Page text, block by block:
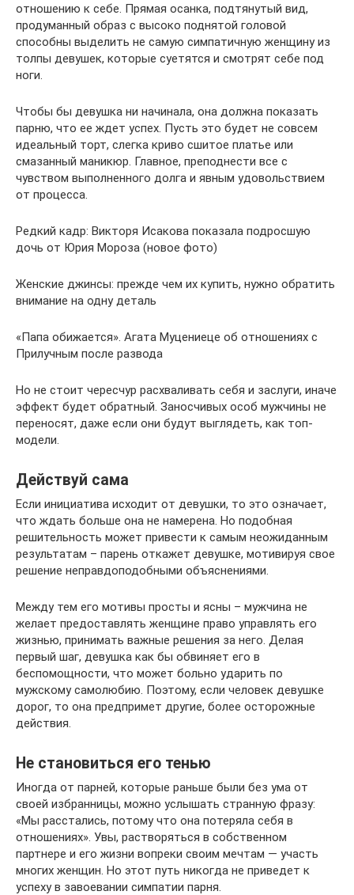
отношению к себе. Прямая осанка, подтянутый вид,
продуманный образ с высоко поднятой головой
способны выделить не самую симпатичную женщину из
толпы девушек, которые суетятся и смотрят себе под
ноги.
Чтобы бы девушка ни начинала, она должна показать
парню, что ее ждет успех. Пусть это будет не совсем
идеальный торт, слегка криво сшитое платье или
смазанный маникюр. Главное, преподнести все с
чувством выполненного долга и явным удовольствием
от процесса.
Редкий кадр: Викторя Исакова показала подросшую
дочь от Юрия Мороза (новое фото)
Женские джинсы: прежде чем их купить, нужно обратить
внимание на одну деталь
«Папа обижается». Агата Муцениеце об отношениях с
Прилучным после развода
Но не стоит чересчур расхваливать себя и заслуги, иначе
эффект будет обратный. Заносчивых особ мужчины не
переносят, даже если они будут выглядеть, как топ-
модели.
Действуй сама
Если инициатива исходит от девушки, то это означает,
что ждать больше она не намерена. Но подобная
решительность может привести к самым неожиданным
результатам – парень откажет девушке, мотивируя свое
решение неправдоподобными объяснениями.
Между тем его мотивы просты и ясны – мужчина не
желает предоставлять женщине право управлять его
жизнью, принимать важные решения за него. Делая
первый шаг, девушка как бы обвиняет его в
беспомощности, что может больно ударить по
мужскому самолюбию. Поэтому, если человек девушке
дорог, то она предпримет другие, более осторожные
действия.
Не становиться его тенью
Иногда от парней, которые раньше были без ума от
своей избранницы, можно услышать странную фразу:
«Мы расстались, потому что она потеряла себя в
отношениях». Увы, растворяться в собственном
партнере и его жизни вопреки своим мечтам — участь
многих женщин. Но этот путь никогда не приведет к
успеху в завоевании симпатии парня.